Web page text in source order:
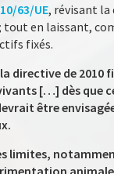
63/UE, révisant la
en laissant,
fixés.
directive de
[…] dès que
être
limites,